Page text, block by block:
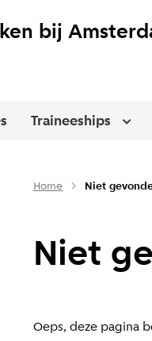
bij
Traineeships
Home Niet
Niet
Oeps, deze pagina